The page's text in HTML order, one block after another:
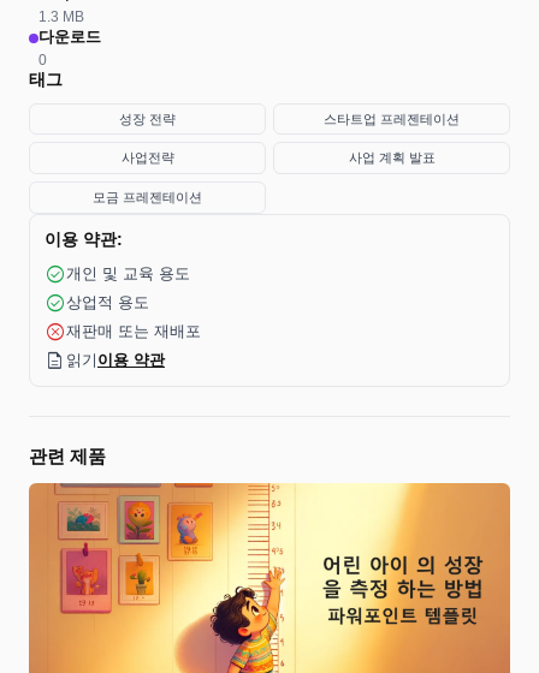
1.3 MB
다운로드
0
태그
성장 전략 스타트업 프레젠테이션
사업전략 사업 계획 발표
모금 프레젠테이션
이용 약관:
check_circle 개인 및 교육 용도
check_circle상업적 용도
cancel재판매 또는 재배포
description 읽기 이용 약관
관련 제품